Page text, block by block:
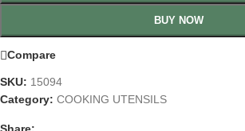
BUY NOW
Compare
SKU: 15094
Category: COOKING UTENSILS
Share: